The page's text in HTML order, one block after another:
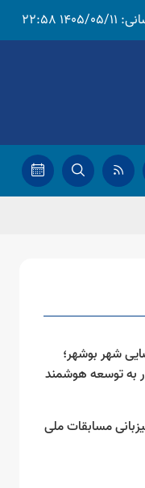
1405/05/11 22:58
شهر بوشهر؛
به توسعه هوشمند
مسابقات ملی